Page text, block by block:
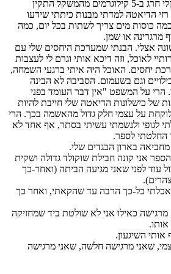
מעודף משקל. לעיתים משקלי חרג ב-5 קילוגרמים מהמשקל התקין
ולעיתים ב-20. את רזי הדיאטה למדתי מבנות כיתתי שידעו
כוסות מים צריך לשתות בכל יום, כמה
מרגרינה או שמן.
אצלי. הבנתי שמערכת היחסים שלי עם
לאוכל, וזה דיכא אותי וגרם לי לעצבות
יחסים. האוכל היה איתי ברגעי השמחה,
וגם בשעמום. הסביבה לא הבינה
הרי על המשפט "אין דבר העומד בפני
של כישלונות הדיאטה שלי חייבת להיות
על עצמי חלק גדול מהאשמה בכך. הרי
לגופי ולנשמתי עשיתי בסתר, אף אחד לא
החלטתי לספר.
בארון הבגדים שלי.
אני קונה חבילת שוקולד גדולה ושקית
עוד לפני שאני מגיעה הביתה (ואחר-כך
כל-כך הרבה עד שהקאתי, ואחר כך
מרגישה כאילו אני לא שולטת ביד שמחזיקה
השיגעון.
שאני מרגישה חלשה, שאני מרגישה